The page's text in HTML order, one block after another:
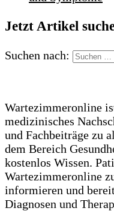
Jetzt Artikel
Suchen nach:
Wartezimmeronline
medizinisches
und Fachbeiträge zu
dem Bereich
kostenlos Wissen.
Wartezimmeronline
informieren und
Diagnosen und